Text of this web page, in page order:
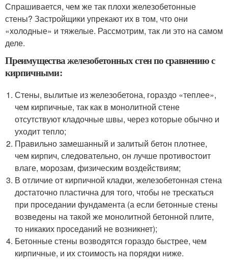
Спрашивается, чем же так плохи железобетонные
стены? Застройщики упрекают их в том, что они
«холодные» и тяжелые. Рассмотрим, так ли это на самом
деле.
Преимущества железобетонных стен по сравнению с
кирпичными:
Стены, вылитые из железобетона, гораздо «теплее»,
чем кирпичные, так как в монолитной стене
отсутствуют кладочные швы, через которые обычно и
уходит тепло;
Правильно замешанный и залитый бетон плотнее,
чем кирпич, следовательно, он лучше противостоит
влаге, морозам, физическим воздействиям;
В отличие от кирпичной кладки, железобетонная стена
достаточно пластична для того, чтобы не трескаться
при проседании фундамента (а если бетонные стены
возведены на такой же монолитной бетонной плите,
то никаких проседаний не возникнет);
Бетонные стены возводятся гораздо быстрее, чем
кирпичные, и их стоимость на порядки ниже.